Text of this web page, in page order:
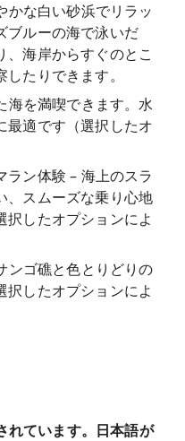
かな白い砂浜でリラッ
ブルーの海で泳いだ
、海岸からすぐのとこ
たりできます。
海を満喫できます。水
最適です（選択したオ
ラン体験 – 海上のスラ
、スムーズな乗り心地
択したオプションによ
ンゴ礁と色とりどりの
択したオプションによ
れています。日本語が